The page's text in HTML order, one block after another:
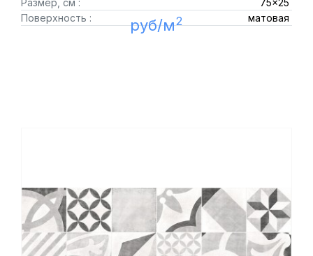
Размер, см :
75x25
Поверхность :
матовая
руб/м2